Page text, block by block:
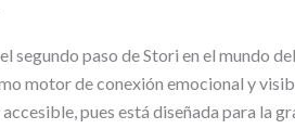
segundo paso de Stori en el mundo
motor de conexión emocional y
pues está diseñada para la